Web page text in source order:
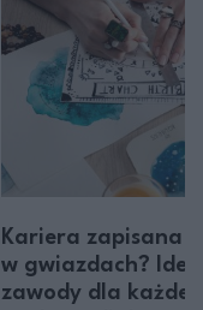
Kariera zapisana
w gwiazdach?
zawody dla